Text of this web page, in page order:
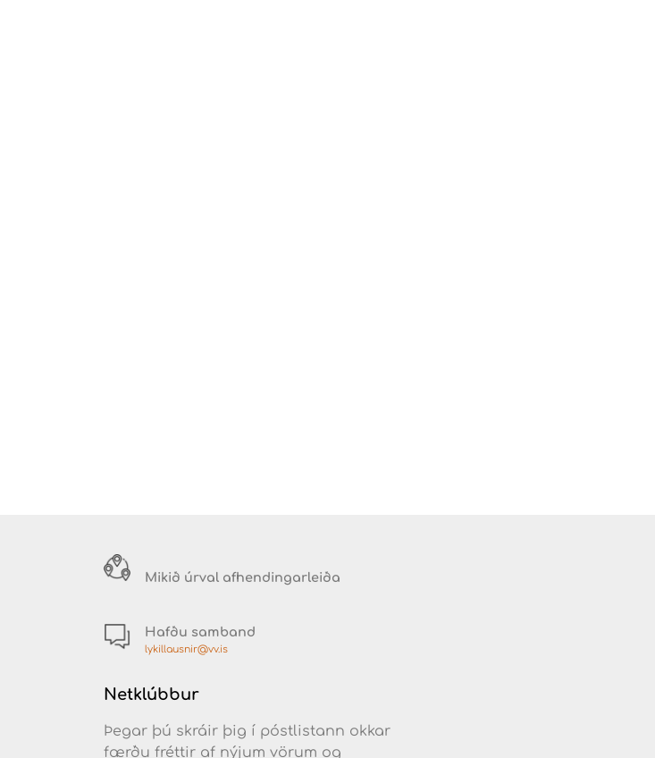
Mikið úrval afhendingarleiða
Hafðu samband
lykillausnir@vv.is
Netklúbbur
Þegar þú skráir þig í póstlistann okkar
færðu fréttir af nýjum vörum og